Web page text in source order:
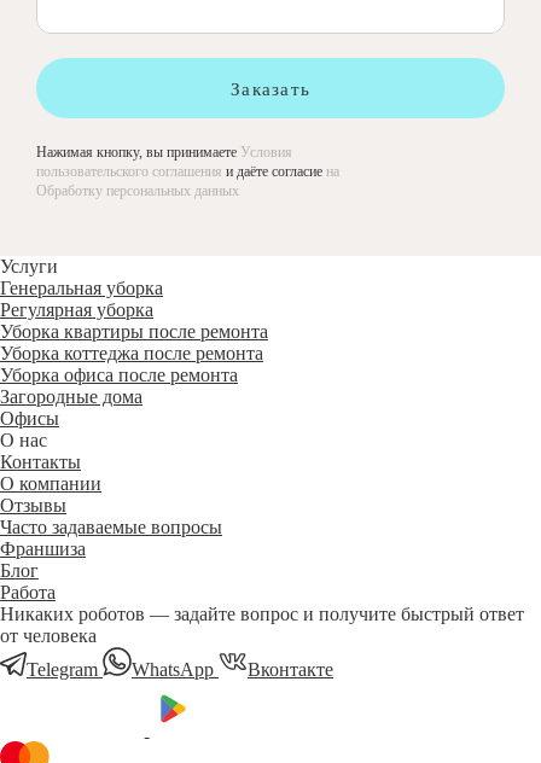
Заказать
Нажимая кнопку, вы принимаете Условия
пользовательского соглашения и даёте согласие на
Обработку персональных данных
Услуги
Генеральная уборка
Регулярная уборка
Уборка квартиры после ремонта
Уборка коттеджа после ремонта
Уборка офиса после ремонта
Загородные дома
Офисы
О нас
Контакты
О компании
Отзывы
Часто задаваемые вопросы
Франшиза
Блог
Работа
Никаких роботов — задайте вопрос и получите быстрый ответ
от человека
Telegram
WhatsApp Вконтакте